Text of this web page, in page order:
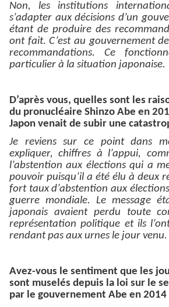
Non, les institutions
s’adapter aux décisions d’un
étant de produire des
ont fait. C’est au gouvernement
recommandations. Ce
particulier à la situation japonaise.
D’après vous, quelles sont les
du pronucléaire Shinzo Abe en
Japon venait de subir une
Je reviens sur ce point dans
expliquer, chiffres à l’appui,
l’abstention aux élections qui a
pouvoir puisqu’il a été élu à deux
fort taux d’abstention aux
guerre mondiale. Le message
japonais avaient perdu toute
représentation politique et ils
rendant pas aux urnes le jour venu.
Avez-vous le sentiment que les
sont muselés depuis la loi sur le
par le gouvernement Abe en 2014